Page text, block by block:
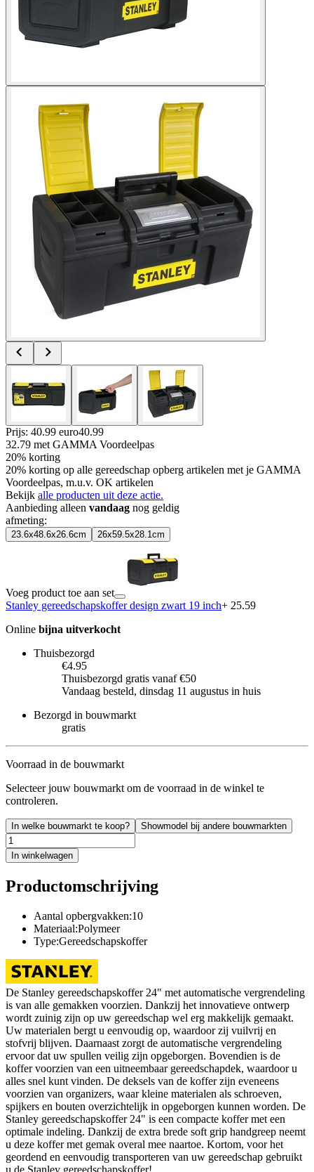
Prijs: 40.99 euro40.99
32.79 met GAMMA Voordeelpas
20% korting
20% korting op alle gereedschap opberg artikelen met je GAMMA
Voordeelpas, m.u.v. OK artikelen
Bekijk alle producten uit deze actie.
Aanbieding alleen vandaag nog geldig
afmeting:
23.6x48.6x26.6cm 26x59.5x28.1cm
Voeg product toe aan set
Stanley gereedschapskoffer design zwart 19 inch+ 25.59
Online bijna uitverkocht
Thuisbezorgd
€4.95
Thuisbezorgd gratis vanaf €50
Vandaag besteld, dinsdag 11 augustus in huis
Bezorgd in bouwmarkt
gratis
Voorraad in de bouwmarkt
Selecteer jouw bouwmarkt om de voorraad in de winkel te
controleren.
In welke bouwmarkt te koop? Showmodel bij andere bouwmarkten
In winkelwagen
Productomschrijving
Aantal opbergvakken:10
Materiaal:Polymeer
Type:Gereedschapskoffer
De Stanley gereedschapskoffer 24" met automatische vergrendeling
is van alle gemakken voorzien. Dankzij het innovatieve ontwerp
wordt zuinig zijn op uw gereedschap wel erg makkelijk gemaakt.
Uw materialen bergt u eenvoudig op, waardoor zij vuilvrij en
stofvrij blijven. Daarnaast zorgt de automatische vergrendeling
ervoor dat uw spullen veilig zijn opgeborgen. Bovendien is de
koffer voorzien van een uitneembaar gereedschapdek, waardoor u
alles snel kunt vinden. De deksels van de koffer zijn eveneens
voorzien van organizers, waar kleine materialen als schroeven,
spijkers en bouten overzichtelijk in opgeborgen kunnen worden. De
Stanley gereedschapskoffer 24" is een compacte koffer met een
optimale indeling. Dankzij de extra brede soft grip handgreep neemt
u deze koffer met gemak overal mee naartoe. Kortom, voor het
geordend en eenvoudig transporteren van uw gereedschap gebruikt
u de Stanley gereedschapskoffer!